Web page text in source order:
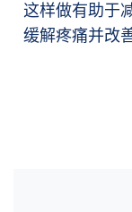
这样做有助于
缓解疼痛并改